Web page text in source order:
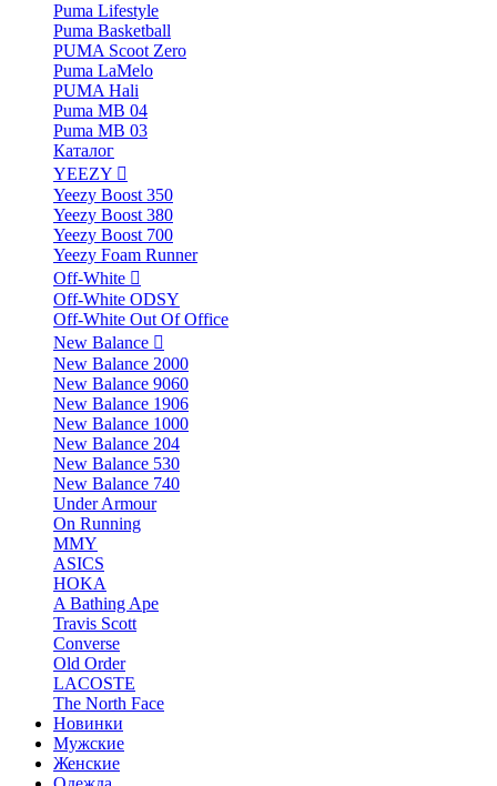
Puma Lifestyle
Puma Basketball
PUMA Scoot Zero
Puma LaMelo
PUMA Hali
Puma MB 04
Puma MB 03
Каталог
YEEZY
Yeezy Boost 350
Yeezy Boost 380
Yeezy Boost 700
Yeezy Foam Runner
Off-White
Off-White ODSY
Off-White Out Of Office
New Balance
New Balance 2000
New Balance 9060
New Balance 1906
New Balance 1000
New Balance 204
New Balance 530
New Balance 740
Under Armour
On Running
MMY
ASICS
HOKA
A Bathing Ape
Travis Scott
Converse
Old Order
LACOSTE
The North Face
Новинки
Мужские
Женские